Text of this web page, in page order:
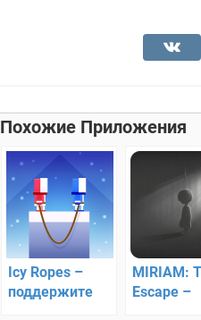
Похожие Приложения
Icy Ropes –
поддержите
MIRIAM:
Escape –